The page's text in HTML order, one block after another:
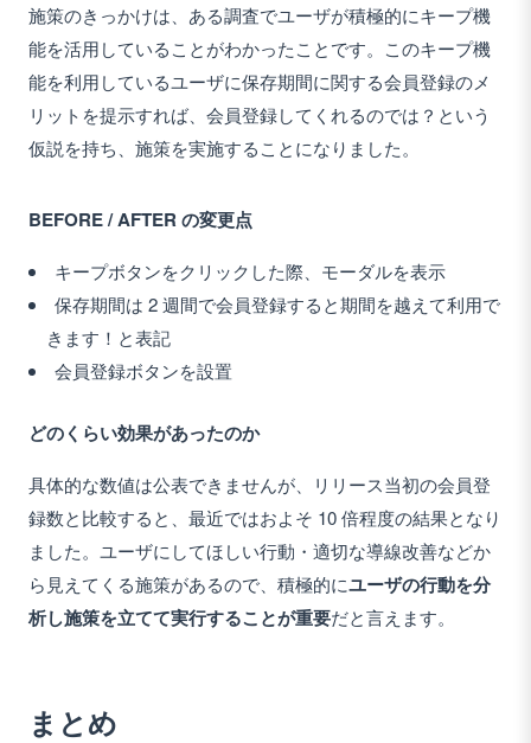
施策のきっかけは、ある調査でユーザが積極的にキープ機
能を活用していることがわかったことです。このキープ機
能を利用しているユーザに保存期間に関する会員登録のメ
リットを提示すれば、会員登録してくれるのでは？という
仮説を持ち、施策を実施することになりました。
BEFORE / AFTER の変更点
キープボタンをクリックした際、モーダルを表示
保存期間は 2 週間で会員登録すると期間を越えて利用で
きます！と表記
会員登録ボタンを設置
どのくらい効果があったのか
具体的な数値は公表できませんが、リリース当初の会員登
録数と比較すると、最近ではおよそ 10 倍程度の結果となり
ました。ユーザにしてほしい行動・適切な導線改善などか
ら見えてくる施策があるので、積極的にユーザの行動を分
析し施策を立てて実行することが重要だと言えます。
まとめ